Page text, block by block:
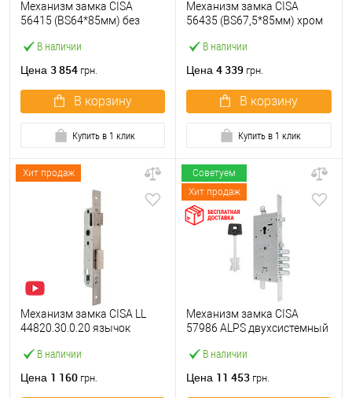
В наличии
Механизм замка CISA
56415 (BS64*85мм) без
Цена 3 854 грн.
В корзину
Купить в 1 клик
В наличии
Механизм замка CISA
56435 (BS67,5*85мм) хром
Цена 4 339 грн.
В корзину
Купить в 1 клик
Хит продаж
В наличии
Механизм замка CISA LL
44820.30.0.20 язычок
нержавеющая сталь
Цена 1 160 грн.
Советуем
Хит продаж
В наличии
Механизм замка CISA
57986 ALPS двухсистемный
цилиндр+сувальдный с
Цена 11 453 грн.